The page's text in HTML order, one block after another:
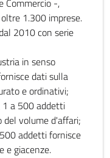
Commercio -,
1.300 imprese.
2010 con serie
in senso
dati sulla
e ordinativi;
1 a 500 addetti
volume d'affari;
addetti fornisce
e giacenze.